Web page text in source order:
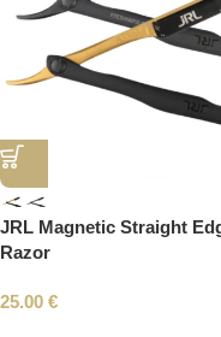
JRL Magnetic Straight
Razor
25.00 €